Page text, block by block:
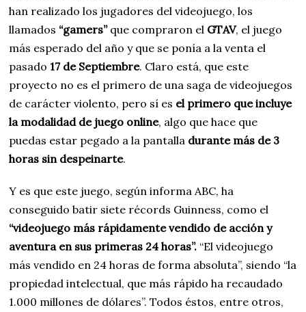
han realizado los jugadores del videojuego, los
llamados “gamers”que compraron el GTAV, el juego
más esperado del año y que se ponía a la venta el
pasado17 de Septiembre. Claro está, que este
proyecto no es el primero de una saga de videojuegos
de carácter violento, pero sí es el primero que incluye
la modalidad de juego online, algo que hace que
puedas estar pegado a la pantalla durante más de 3
horas sin despeinarte.
Y es que este juego, según informa ABC, ha
conseguido batir siete récords Guinness, como el
“videojuego más rápidamente vendido de acción y
aventura en sus primeras 24 horas”. “El videojuego
más vendido en 24 horas de forma absoluta”, siendo “la
propiedad intelectual, que más rápido ha recaudado
1.000 millones de dólares”. Todos éstos, entre otros,